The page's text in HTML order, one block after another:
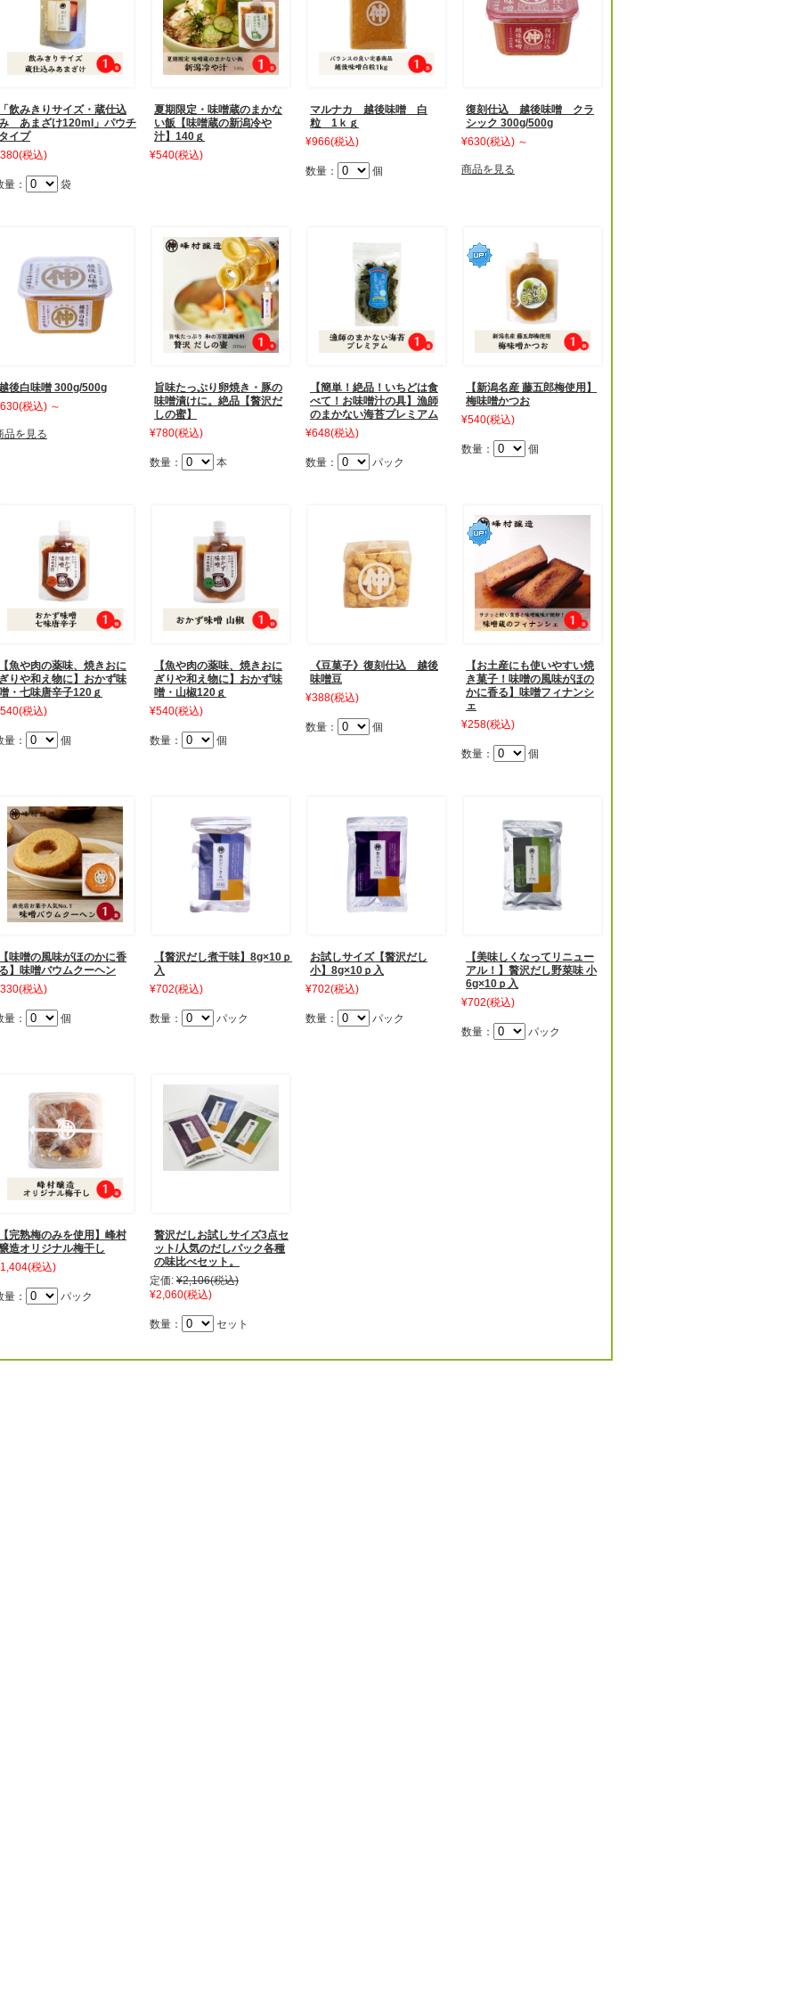
飲みきりサイズ・蔵仕込
あまざけ120ml」パウチ
イプ
(税込)
量： 袋
夏期限定・味噌蔵のまかな
い飯【味噌蔵の新潟冷や
汁】140ｇ
¥540(税込)
マルナカ 越後味噌 白
粒 1ｋｇ
¥966(税込)
数量： 個
復刻仕込 越後味噌 クラ
シック 300g/500g
¥630(税込) ～
商品を見る
後白味噌 300g/500g
(税込) ～
品を見る
旨味たっぷり卵焼き・豚の
味噌漬けに。絶品【贅沢だ
しの蜜】
¥780(税込)
数量： 本
【簡単！絶品！いちどは食
べて！お味噌汁の具】漁師
のまかない海苔プレミアム
¥648(税込)
数量： パック
【新潟名産 藤五郎梅使用】
梅味噌かつお
¥540(税込)
数量： 個
魚や肉の薬味、焼きおに
りや和え物に】おかず味
・七味唐辛子120ｇ
(税込)
量： 個
【魚や肉の薬味、焼きおに
ぎりや和え物に】おかず味
噌・山椒120ｇ
¥540(税込)
数量： 個
《豆菓子》復刻仕込 越後
味噌豆
¥388(税込)
数量： 個
【お土産にも使いやすい焼
き菓子！味噌の風味がほの
かに香る】味噌フィナンシ
ェ
¥258(税込)
数量： 個
味噌の風味がほのかに香
】味噌バウムクーヘン
(税込)
量： 個
【贅沢だし煮干味】8g×10ｐ
入
¥702(税込)
数量： パック
お試しサイズ【贅沢だし
小】8g×10ｐ入
¥702(税込)
数量： パック
【美味しくなってリニュー
アル！】贅沢だし野菜味 小
6g×10ｐ入
¥702(税込)
数量： パック
完熟梅のみを使用】峰村
造オリジナル梅干し
(税込)
量： パック
贅沢だしお試しサイズ3点セ
ット/人気のだしパック各種
の味比べセット。
定価: ¥2,106(税込)
¥2,060(税込)
数量： セット